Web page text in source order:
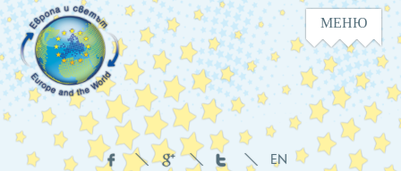
Навигация
МЕНЮ
Социални
EN